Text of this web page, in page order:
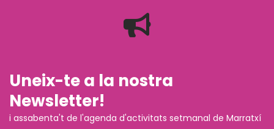
Uneix-te a la nostra
Newsletter!
i assabenta't de l'agenda d'activitats setmanal de Marratxí